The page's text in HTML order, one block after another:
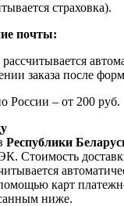
страховка).
почты:
заказа после
России – от 200 руб.
Республики
Стоимость
карт
ниже.